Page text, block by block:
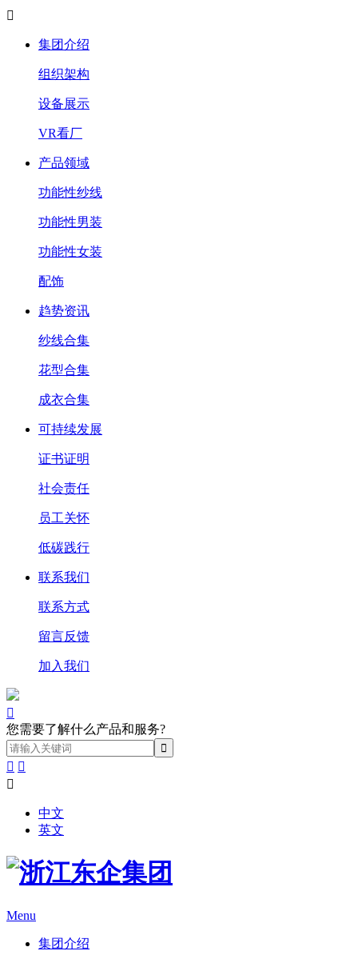

集团介绍
组织架构
设备展示
VR看厂
产品领域
功能性纱线
功能性男装
功能性女装
配饰
趋势资讯
纱线合集
花型合集
成衣合集
可持续发展
证书证明
社会责任
员工关怀
低碳践行
联系我们
联系方式
留言反馈
加入我们

您需要了解什么产品和服务?
 

中文
英文
Menu
集团介绍